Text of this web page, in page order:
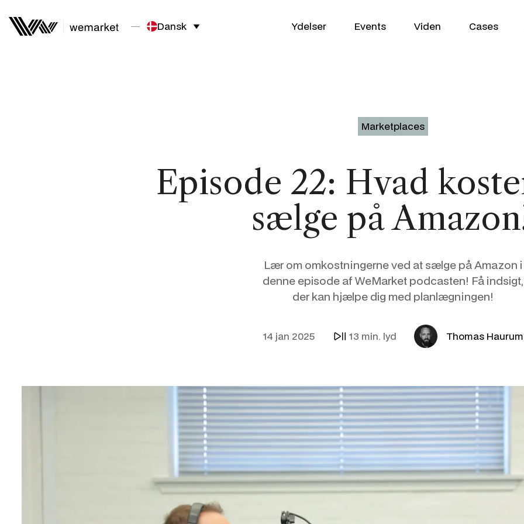
VækstPartner
SEO / GEO
Google Ads
E-mail &
AI
Amazon
AI-kollega
Shopify
Klaviyo
Profitmetrics
OpenAI Product
Synlighed i
Dansk Ydelser Events Viden Cases
Marketplaces
Episode 22: Hvad
sælge på
Lær om omkostningerne ved at sælge på Amazon i
denne episode af WeMarket podcasten! Få indsigt,
der kan hjælpe dig med planlægningen!
14 jan 2025 13 min. lyd Thomas Haurum